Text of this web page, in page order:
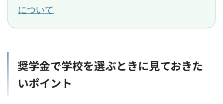
について
奨学金で学校を選ぶときに見ておきた
いポイント